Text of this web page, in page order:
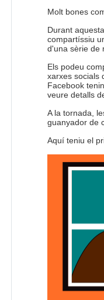
Molt bones
Durant
compartíssiu
d'una sèrie de
Els podeu
xarxes socials
Facebook
veure detalls
A la tornada,
guanyador de
Aquí teniu el